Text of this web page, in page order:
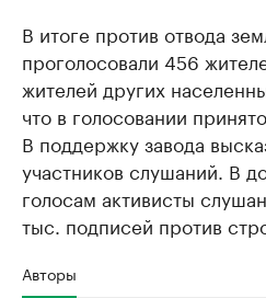
В итоге против отвода
проголосовали 456
жителей других
что в голосовании
В поддержку завода
участников слушаний. В
голосам активисты
тыс. подписей против
Авторы